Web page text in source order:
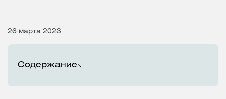
26 марта 2023
Содержание